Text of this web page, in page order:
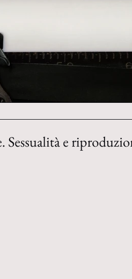
Sessualità e